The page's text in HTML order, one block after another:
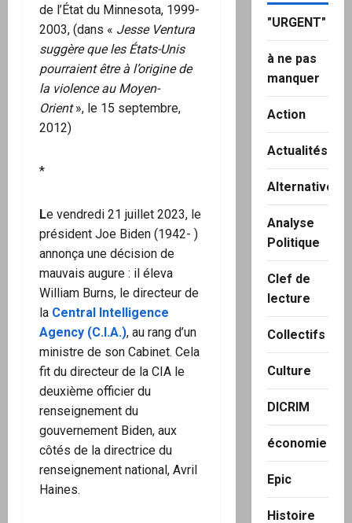
de l’État du Minnesota, 1999-
2003, (dans « Jesse Ventura
suggère que les États-Unis
pourraient être à l’origine de
la violence au Moyen-
Orient», le 15 septembre,
2012)
*
Le vendredi 21 juillet 2023, le
président Joe Biden (1942- )
annonça une décision de
mauvais augure : il éleva
William Burns, le directeur de
la Central Intelligence
Agency (C.I.A.), au rang d’un
ministre de son Cabinet. Cela
fit du directeur de la CIA le
deuxième officier du
renseignement du
gouvernement Biden, aux
côtés de la directrice du
renseignement national, Avril
Haines.
"URGENT"
à ne pas
manquer
Action
Actualités
Alternatives
Analyse
Politique
Clef de
lecture
Collectifs
Culture
DICRIM
économie
Epic
Histoire